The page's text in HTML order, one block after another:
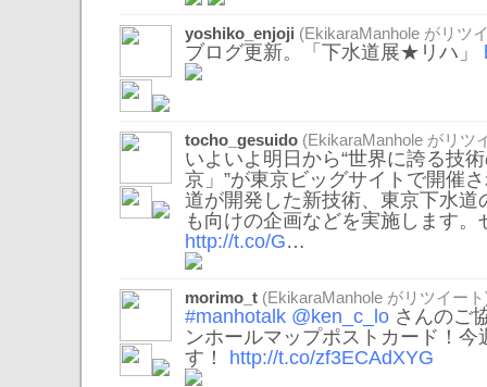
yoshiko_enjoji (EkikaraManhole がリツ
ブログ更新。「下水道展★リハ」
tocho_gesuido (EkikaraManhole がリツ
いよいよ明日から“世界に誇る技
京」”が東京ビッグサイトで開催
道が開発した新技術、東京下水道
も向けの企画などを実施します
http://t.co/G…
morimo_t (EkikaraManhole がリツイー
#manhotalk @ken_c_lo さんのご
ンホールマップポストカード！
す！ http://t.co/zf3ECAdXYG